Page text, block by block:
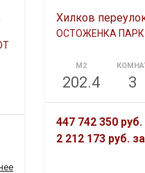
Хилков
ОСТОЖЕНКА
М2
202.4 3
447 742 350 руб.
2 212 173 руб.